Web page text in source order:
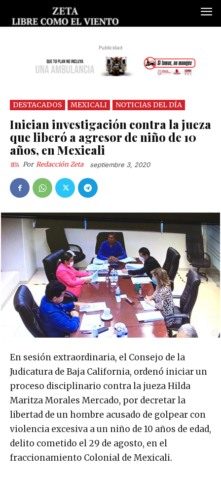
Publicidad
DESTACADOS MEXICALI NOTICIAS DEL DÍA
Inician investigación contra la jueza
que liberó a agresor de niño de 10
años, en Mexicali
Por Redacción Zeta septiembre 3, 2020
En sesión extraordinaria, el Consejo de la
Judicatura de Baja California, ordenó iniciar un
proceso disciplinario contra la jueza Hilda
Maritza Morales Mercado, por decretar la
libertad de un hombre acusado de golpear con
violencia excesiva a un niño de 10 años de edad,
delito cometido el 29 de agosto, en el
fraccionamiento Colonial de Mexicali.